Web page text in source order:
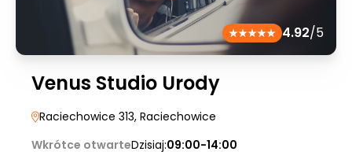
4.92/5
Venus Studio Urody
Raciechowice 313, Raciechowice
Wkrótce otwarteDzisiaj:09:00-14:00